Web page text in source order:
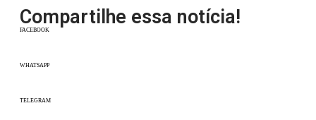
Compartilhe essa notícia!
FACEBOOK
WHATSAPP
TELEGRAM